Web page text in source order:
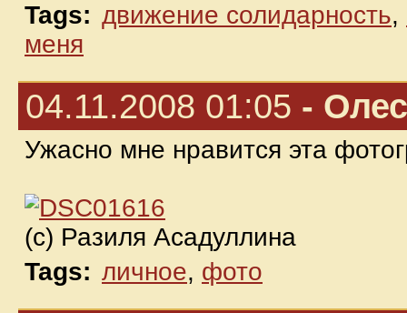
Tags: движение солидарность,
меня
04.11.2008 01:05 -
Ужасно мне нравится эта
(c) Разиля Асадуллина
Tags: личное, фото